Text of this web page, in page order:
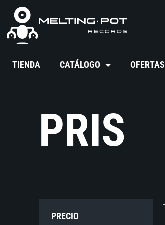
TIENDA CATÁLOGO OFERTAS
PRIS
PRECIO